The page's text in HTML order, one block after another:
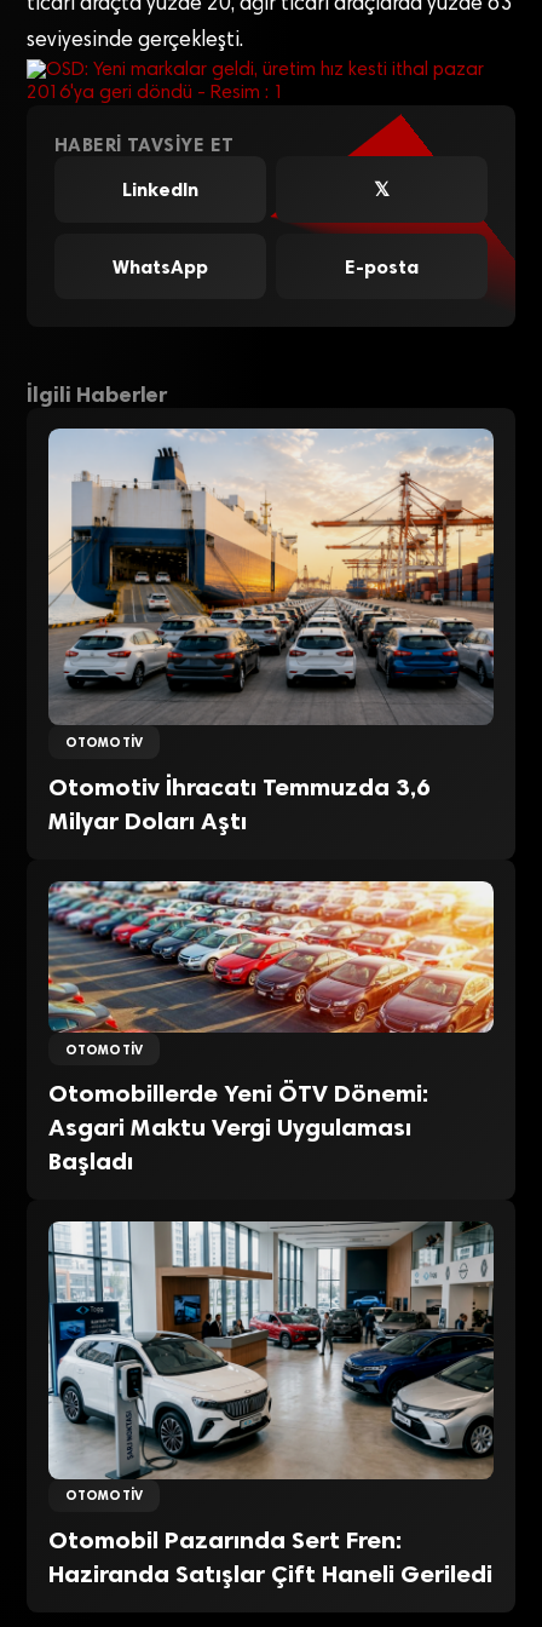
ticari araçta yüzde 20, ağır ticari araçlarda yüzde 63
seviyesinde gerçekleşti.
HABERI TAVSIYE ET
LinkedIn
𝕏
WhatsApp E-posta
İlgili Haberler
OTOMOTIV
Otomotiv İhracatı Temmuzda 3,6
Milyar Doları Aştı
OTOMOTIV
Otomobillerde Yeni ÖTV Dönemi:
Asgari Maktu Vergi Uygulaması
Başladı
OTOMOTIV
Otomobil Pazarında Sert Fren:
Haziranda Satışlar Çift Haneli Geriledi